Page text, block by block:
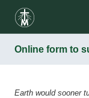
Online form to
Earth would sooner